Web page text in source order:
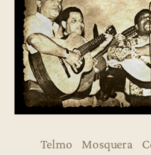
Telmo Mosquera